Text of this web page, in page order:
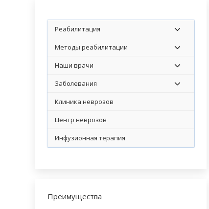
Реабилитация
Методы реабилитации
Наши врачи
Заболевания
Клиника неврозов
Центр неврозов
Инфузионная терапия
Преимущества